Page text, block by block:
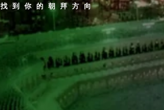
找到你的朝拜方向